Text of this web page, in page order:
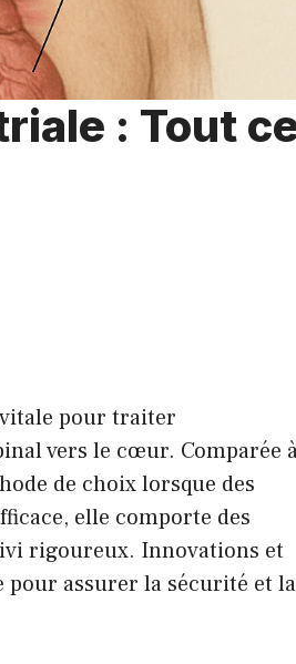
: Tout
pour traiter
vers le cœur. Comparée
de choix lorsque des
elle comporte des
rigoureux. Innovations et
assurer la sécurité et la